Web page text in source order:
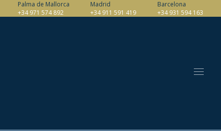
Palma de Mallorca
+34 971 574 892
Madrid
+34 911 591 419
Barcelona
+34 931 594 163